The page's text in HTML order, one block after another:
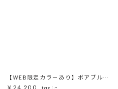
【WEB限定カラーあり】ボアブルゾン
￥24,200